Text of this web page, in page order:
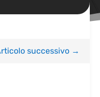
successivo→